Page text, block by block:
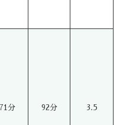
71分 92分 3.5